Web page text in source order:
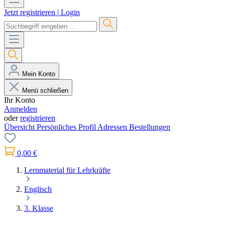
Jetzt registrieren | Login
Mein Konto
Menü schließen
Ihr Konto
Anmelden
oderregistrieren
Übersicht Persönliches Profil Adressen Bestellungen
0,00 €
Lernmaterial für Lehrkräfte
Englisch
3. Klasse